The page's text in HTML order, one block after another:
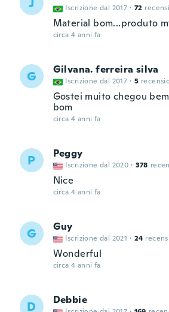
Iscrizione dal 2017 · 72
Material bom...produto
circa 4 anni fa
G Gilvana. ferreira silva
Iscrizione dal 2017 · 5
Gostei muito chegou
bom
circa 4 anni fa
P Peggy
Iscrizione dal 2020 · 378
Nice
circa 4 anni fa
G Guy
Iscrizione dal 2021 · 24
Wonderful
circa 4 anni fa
D Debbie